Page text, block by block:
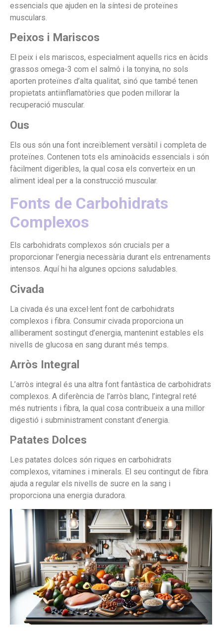
essencials que ajuden en la síntesi de proteïnes
musculars.
Peixos i Mariscos
El peix i els mariscos, especialment aquells rics en àcids
grassos omega-3 com el salmó i la tonyina, no sols
aporten proteïnes d’alta qualitat, sinó que també tenen
propietats antiinflamatòries que poden millorar la
recuperació muscular.
Ous
Els ous són una font increïblement versàtil i completa de
proteïnes. Contenen tots els aminoàcids essencials i són
fàcilment digeribles, la qual cosa els converteix en un
aliment ideal per a la construcció muscular.
Fonts de Carbohidrats
Complexos
Els carbohidrats complexos són crucials per a
proporcionar l’energia necessària durant els entrenaments
intensos. Aquí hi ha algunes opcions saludables.
Civada
La civada és una excel·lent font de carbohidrats
complexos i fibra. Consumir civada proporciona un
alliberament sostingut d’energia, mantenint estables els
nivells de glucosa en sang durant més temps.
Arròs Integral
L’arròs integral és una altra font fantàstica de carbohidrats
complexos. A diferència de l’arròs blanc, l’integral reté
més nutrients i fibra, la qual cosa contribueix a una millor
digestió i subministrament constant d’energia.
Patates Dolces
Les patates dolces són riques en carbohidrats
complexos, vitamines i minerals. El seu contingut de fibra
ajuda a regular els nivells de sucre en la sang i
proporciona una energia duradora.